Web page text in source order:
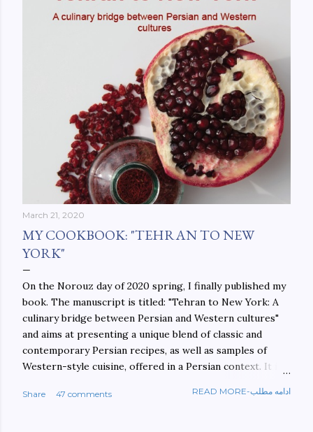
March 21, 2020
MY COOKBOOK: "TEHRAN TO NEW
YORK"
On the Norouz day of 2020 spring, I finally published my
book. The manuscript is titled: "Tehran to New York: A
culinary bridge between Persian and Western cultures"
and aims at presenting a unique blend of classic and
contemporary Persian recipes, as well as samples of
Western-style cuisine, offered in a Persian context. It is
walls. This book aims at constructing a bridge between
Share 47 comments READ MORE-ادامه مطلب